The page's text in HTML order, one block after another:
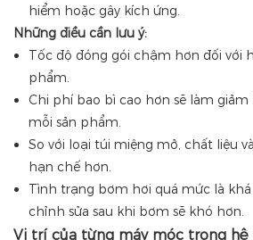
hiểm hoặc gây kích ứng.
Những điều cần lưu ý:
Tốc độ đóng gói chậm hơn đối với
phẩm.
Chi phí bao bì cao hơn sẽ làm
mỗi sản phẩm.
So với loại túi miệng mở, chất liệu
hạn chế hơn.
Tình trạng bơm hơi quá mức là khá
chỉnh sửa sau khi bơm sẽ khó hơn.
Vị trí của từng máy móc trong hệ